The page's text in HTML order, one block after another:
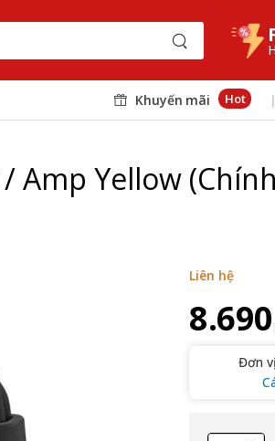
Khuyến mãi Hot |
Amp Yellow
Liên hệ
Đơn